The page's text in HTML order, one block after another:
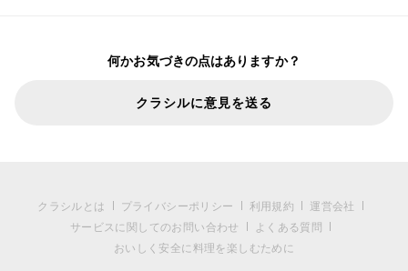
何かお気づきの点はありますか？
クラシルに意見を送る
クラシルとは プライバシーポリシー 利用規約
運営会社
サービスに関してのお問い合わせ
よくある質問
おいしく安全に料理を楽しむために